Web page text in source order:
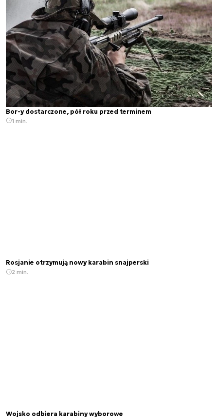
Bor-y dostarczone, pół roku przed terminem
1 min.
Rosjanie otrzymują nowy karabin snajperski
2 min.
Wojsko odbiera karabiny wyborowe